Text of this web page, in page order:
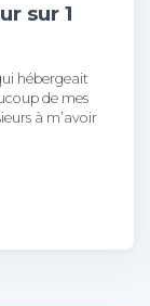
sur 1
hébergeait
de mes
à m’avoir